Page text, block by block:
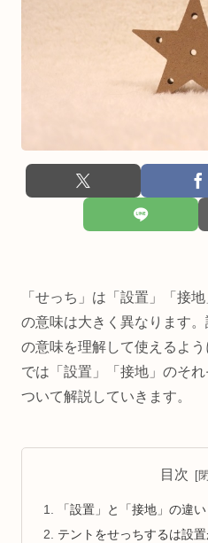
「せっち」は「設置」「接
の意味は大きく異なります
の意味を理解して使えるよ
では「設置」「接地」のそ
ついて解説していきます。
目次
「設置」と「接地」の違い
テントをせっちするは設